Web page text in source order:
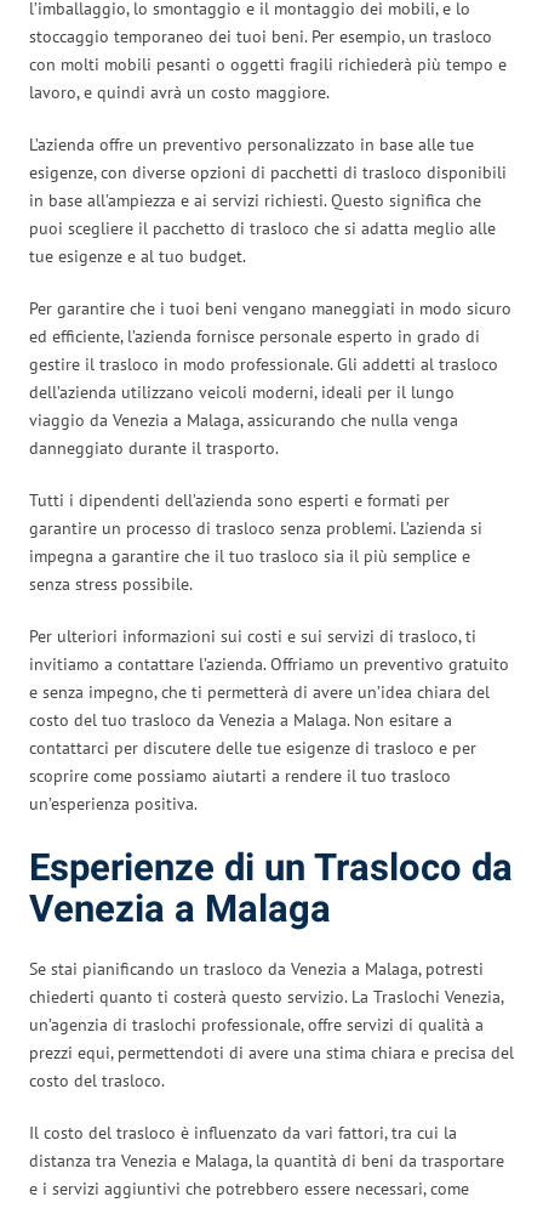
l’imballaggio, lo smontaggio e il montaggio dei mobili, e lo
stoccaggio temporaneo dei tuoi beni. Per esempio, un trasloco
con molti mobili pesanti o oggetti fragili richiederà più tempo e
lavoro, e quindi avrà un costo maggiore.
L’azienda offre un preventivo personalizzato in base alle tue
esigenze, con diverse opzioni di pacchetti di trasloco disponibili
in base all’ampiezza e ai servizi richiesti. Questo significa che
puoi scegliere il pacchetto di trasloco che si adatta meglio alle
tue esigenze e al tuo budget.
Per garantire che i tuoi beni vengano maneggiati in modo sicuro
ed efficiente, l’azienda fornisce personale esperto in grado di
gestire il trasloco in modo professionale. Gli addetti al trasloco
dell’azienda utilizzano veicoli moderni, ideali per il lungo
viaggio da Venezia a Malaga, assicurando che nulla venga
danneggiato durante il trasporto.
Tutti i dipendenti dell’azienda sono esperti e formati per
garantire un processo di trasloco senza problemi. L’azienda si
impegna a garantire che il tuo trasloco sia il più semplice e
senza stress possibile.
Per ulteriori informazioni sui costi e sui servizi di trasloco, ti
invitiamo a contattare l’azienda. Offriamo un preventivo gratuito
e senza impegno, che ti permetterà di avere un’idea chiara del
costo del tuo trasloco da Venezia a Malaga. Non esitare a
contattarci per discutere delle tue esigenze di trasloco e per
scoprire come possiamo aiutarti a rendere il tuo trasloco
un’esperienza positiva.
Esperienze di un Trasloco da
Venezia a Malaga
Se stai pianificando un trasloco da Venezia a Malaga, potresti
chiederti quanto ti costerà questo servizio. La Traslochi Venezia,
un’agenzia di traslochi professionale, offre servizi di qualità a
prezzi equi, permettendoti di avere una stima chiara e precisa del
costo del trasloco.
Il costo del trasloco è influenzato da vari fattori, tra cui la
distanza tra Venezia e Malaga, la quantità di beni da trasportare
e i servizi aggiuntivi che potrebbero essere necessari, come